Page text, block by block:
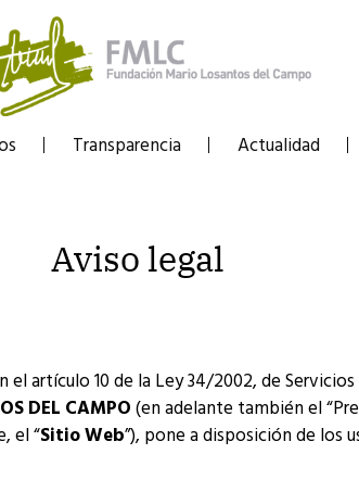
Transparencia Actualidad
Aviso legal
artículo 10 de la Ley 34/2002, de
DEL CAMPO(en adelante también el
el “Sitio Web”), pone a disposición de los